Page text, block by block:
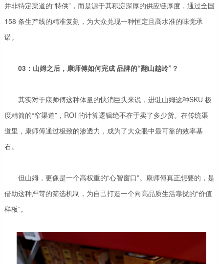
并非特定渠道的“特供”，而是源于其积淀深厚的供应链厚度，通过全国
158 条生产线的精准复刻，为大众兑现一种恒定且高水准的味觉承
诺。
03：山姆之后，康师傅如何完成 品牌的“翻山越岭”？
其实对于康师傅这种体量的快消巨头来说，进驻山姆这种SKU 极
度精简的“窄渠道”，ROI 的计算逻辑绝不在于卖了多少货。在传统渠
道里，康师傅通过极致的渗透力，成为了大众眼中最可靠的效率基
石。
但山姆，更像是一个高权重的“心智窗口”。康师傅真正想要的，是
借助这种严苛的筛选机制，为自己打造一个向高品质生活靠拢的“价值
样板”。